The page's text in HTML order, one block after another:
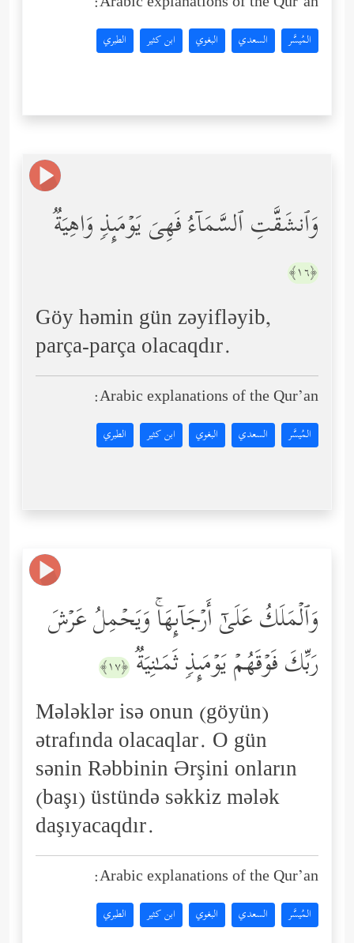
المُيسَّر السعدي البغوي ابن كثير الطبري
وَٱنشَقَّتِ ٱلسَّمَاۤءُ فَهِیَ یَوۡمَىِٕذࣲ وَاهِیَةࣱ
﴿١٦﴾
Göy həmin gün zəyifləyib,
parça-parça olacaqdır.
Arabic explanations of the Qur’an:
المُيسَّر السعدي البغوي ابن كثير الطبري
وَٱلۡمَلَكُ عَلَىٰۤ أَرۡجَاۤىِٕهَاۚ وَیَحۡمِلُ عَرۡشَ
رَبِّكَ فَوۡقَهُمۡ یَوۡمَىِٕذࣲ ثَمَـٰنِیَةࣱ ﴿١٧﴾
Mələklər isə onun (göyün)
ətrafında olacaqlar. O gün
sənin Rəbbinin Ərşini onların
(başı) üstündə səkkiz mələk
daşıyacaqdır.
Arabic explanations of the Qur’an:
المُيسَّر السعدي البغوي ابن كثير الطبري